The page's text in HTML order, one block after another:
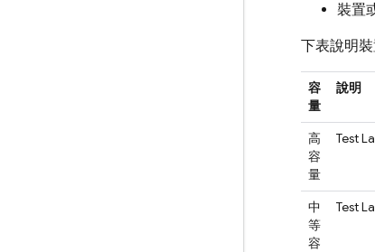
裝置
下表說明
容
量
說明
高
容
量
Test
中
等
容
Test